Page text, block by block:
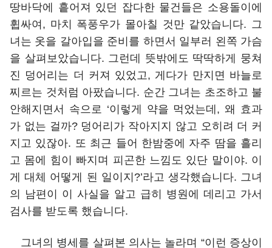
땅바닥에 흩어져 있던 잡다한 물건들은 소용돌이에
휩싸여, 마치 폭풍우가 몰아칠 것만 같았습니다. 그
녀는 옷을 갈아입을 준비를 하면서 일부러 왼쪽 가슴
을 살펴보았습니다. 그런데 뜻밖에도 딱딱하게 뭉쳐
진 덩어리는 더 커져 있었고, 게다가 만지면 바늘로
찌르는 것처럼 아팠습니다. 순간 그녀는 초조하고 불
안해지면서 속으로 ‘이렇게 약을 먹었는데, 왜 효과
가 없는 걸까? 덩어리가 작아지지 않고 오히려 더 커
지고 있잖아. 또 최근 들어 한밤중에 자주 땀을 흘리
고 몸에 힘이 빠지며 피곤한 느낌도 있단 말이야. 이
게 대체 어떻게 된 일이지?’라고 생각했습니다. 그녀
의 남편이 이 사실을 알고 급히 병원에 데리고 가서
검사를 받도록 했습니다.
그녀의 병세를 살펴본 의사는 놀라며 “이런 증상이